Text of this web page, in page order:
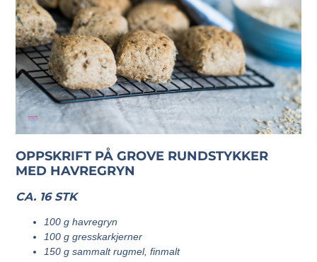
OPPSKRIFT PÅ GROVE RUNDSTYKKER
MED HAVREGRYN
CA. 16 STK
100 g havregryn
100 g gresskarkjerner
150 g sammalt rugmel, finmalt